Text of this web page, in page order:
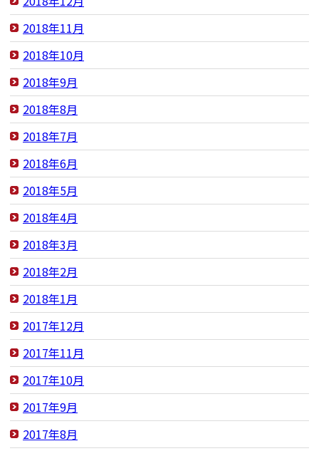
2018年11月
2018年10月
2018年9月
2018年8月
2018年7月
2018年6月
2018年5月
2018年4月
2018年3月
2018年2月
2018年1月
2017年12月
2017年11月
2017年10月
2017年9月
2017年8月